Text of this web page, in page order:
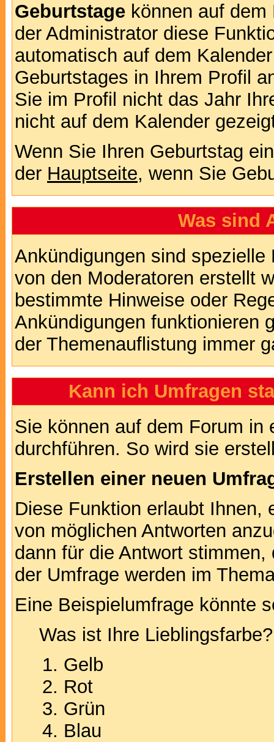
Geburtstage können auf
der Administrator diese
automatisch auf dem
Geburtstages in Ihrem Profil
Sie im Profil nicht das Jahr
nicht auf dem Kalender
Wenn Sie Ihren Geburtstag
der Hauptseite, wenn Sie
Was sind
Ankündigungen sind
von den Moderatoren erstellt
bestimmte Hinweise oder
Ankündigungen funktionieren
der Themenauflistung immer
Kann ich Umfragen
Sie können auf dem Forum in
durchführen. So wird sie
Erstellen einer neuen
Diese Funktion erlaubt Ihnen,
von möglichen Antworten
dann für die Antwort
der Umfrage werden im
Eine Beispielumfrage könnte
Was ist Ihre Lieblingsfarbe?
Gelb
Rot
Grün
Blau